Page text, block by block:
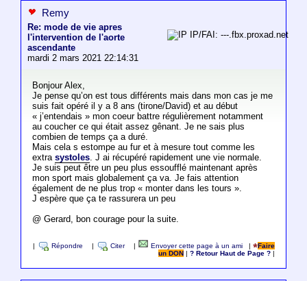
Remy
Re: mode de vie apres
l'intervention de l'aorte
ascendante
mardi 2 mars 2021 22:14:31
IP/FAI: ---.fbx.proxad.net
Bonjour Alex,
Je pense qu’on est tous différents mais dans mon cas je me
suis fait opéré il y a 8 ans (tirone/David) et au début
« j’entendais » mon coeur battre régulièrement notamment
au coucher ce qui était assez gênant. Je ne sais plus
combien de temps ça a duré.
Mais cela s estompe au fur et à mesure tout comme les
extra systoles. J ai récupéré rapidement une vie normale.
Je suis peut être un peu plus essoufflé maintenant après
mon sport mais globalement ça va. Je fais attention
également de ne plus trop « monter dans les tours ».
J espère que ça te rassurera un peu
@ Gerard, bon courage pour la suite.
Répondre Citer Envoyer cette page à un ami |
Faire
un DON
|? Retour Haut de Page ?